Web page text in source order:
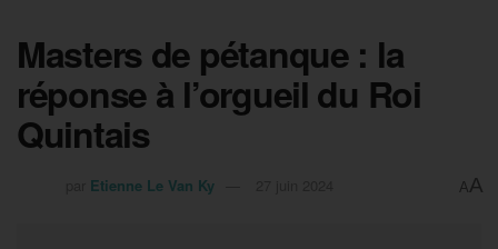
Masters de pétanque : la
réponse à l’orgueil du Roi
Quintais
Etienne Le Van Ky AA